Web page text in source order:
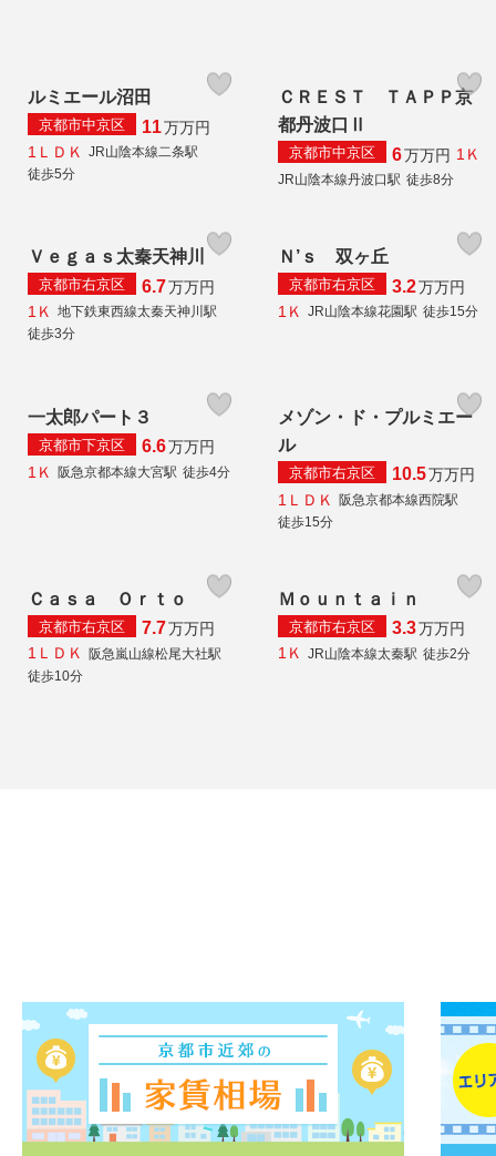
ルミエール沼田
京都市中京区 11万万円
1ＬＤＫ
JR山陰本線二条駅
徒歩5分
ＣＲＥＳＴ ＴＡＰＰ京
都丹波口Ⅱ
京都市中京区 6万万円 1Ｋ
JR山陰本線丹波口駅 徒歩8分
Ｖｅｇａｓ太秦天神川
京都市右京区 6.7万万円
1Ｋ
地下鉄東西線太秦天神川駅
徒歩3分
Ｎ’ｓ 双ヶ丘
京都市右京区 3.2万万円
1Ｋ
JR山陰本線花園駅 徒歩15分
一太郎パート３
京都市下京区 6.6万万円
1Ｋ
阪急京都本線大宮駅 徒歩4分
メゾン・ド・プルミエー
ル
京都市右京区 10.5万万円
1ＬＤＫ
阪急京都本線西院駅
徒歩15分
Ｃａｓａ Ｏｒｔｏ
京都市右京区 7.7万万円
1ＬＤＫ 阪急嵐山線松尾大社駅
徒歩10分
Ｍｏｕｎｔａｉｎ
京都市右京区 3.3万万円
1Ｋ JR山陰本線太秦駅 徒歩2分